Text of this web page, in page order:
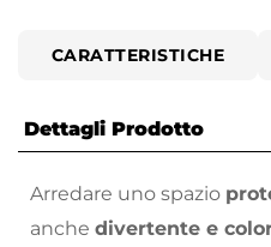
CARATTERISTICHE
Dettagli Prodotto
Arredare uno spazio
anche divertente e